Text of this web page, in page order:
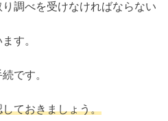
調べを受けなければならない
す。
です。
ておきましょう。